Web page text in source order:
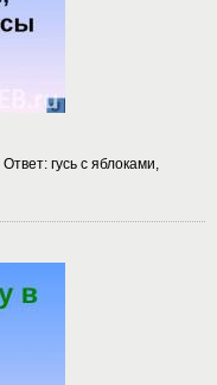
гусь с яблоками,